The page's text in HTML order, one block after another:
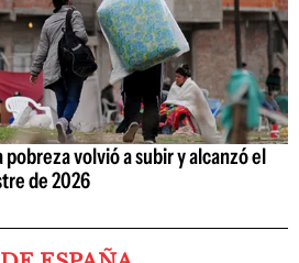
volvió a subir y alcanzó el
de 2026